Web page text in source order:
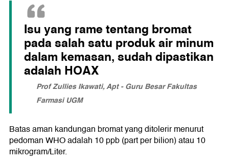
Isu yang rame tentang bromat
pada salah satu produk air minum
dalam kemasan, sudah dipastikan
adalah HOAX
Prof Zullies Ikawati, Apt - Guru Besar Fakultas
Farmasi UGM
Batas aman kandungan bromat yang ditolerir menurut
pedoman WHO adalah 10 ppb (part per bilion) atau 10
mikrogram/Liter.